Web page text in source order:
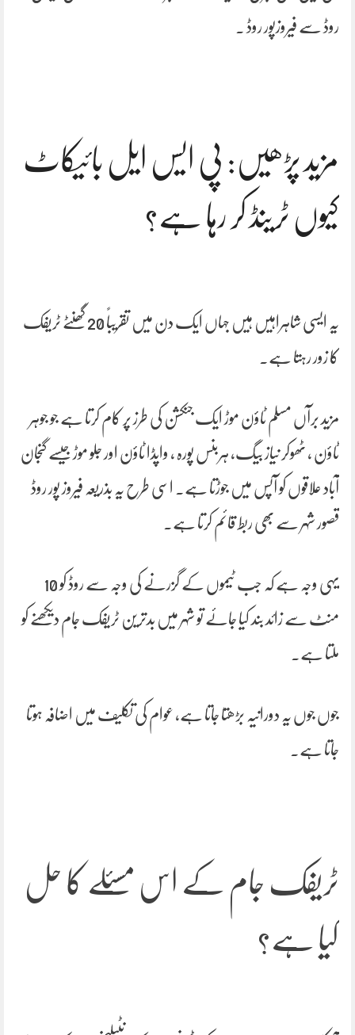
روڈ سے فیروزپور روڈ ۔
مزید پڑھیں: پی ایس ایل بائیکاٹ
کیوں ٹرینڈ کر رہا ہے؟
یہ ایسی شاہراہیں ہیں جہاں ایک دن میں تقریباً 20 گھنٹے ٹریفک
کا زور رہتا ہے۔
مزید برآں مسلم ٹاؤن موڑ ایک جنکشن کی طرز پر کام کرتا ہے جو جوہر
ٹاؤن ، ٹھوکر نیاز بیگ، ہربنس پورہ ، واپڈا ٹاؤن اور جلو موڑ جیسے گنجان
آباد علاقوں کو آپس میں جوڑتا ہے۔ اسی طرح یہ بذریعہ فیروز پور روڈ
قصور شہر سے بھی ربط قائم کرتا ہے۔
یہی وجہ ہے کہ جب ٹیموں کے گزرنے کی وجہ سے روڈ کو 10
منٹ سے زائد بند کیا جائے تو شہر میں بدترین ٹریفک جام دیکھنے کو
ملتا ہے۔
جوں جوں یہ دورانیہ بڑھتا جاتا ہے، عوام کی تکلیف میں اضافہ ہوتا
جاتا ہے۔
ٹریفک جام کے اس مسئلے کا حل
کیا ہے؟